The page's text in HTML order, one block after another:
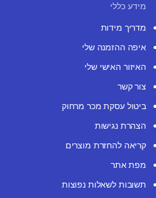
מידע כללי
מדריך מידות
איפה ההזמנה שלי
האיזור האישי שלי
צור קשר
ביטול עסקת מכר מרחוק
הצהרת נגישות
קריאה להחזרת מוצרים
מפת אתר
תשובות לשאלות נפוצות